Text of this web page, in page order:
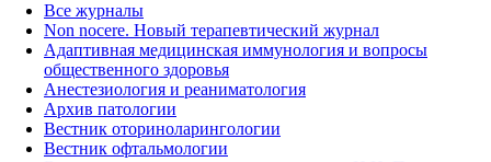
Все журналы
Non nocere. Новый терапевтический журнал
Адаптивная медицинская иммунология и вопросы
общественного здоровья
Анестезиология и реаниматология
Архив патологии
Вестник оториноларингологии
Вестник офтальмологии